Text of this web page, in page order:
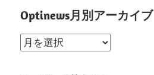
Optinews月別アーカイブ
Optinews